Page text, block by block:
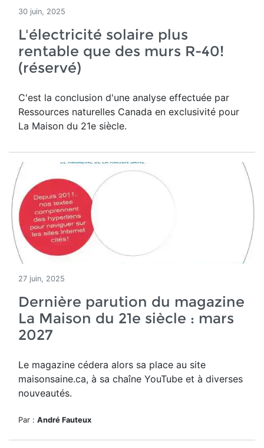
30 juin, 2025
L'électricité solaire plus
rentable que des murs R-40!
(réservé)
C'est la conclusion d'une analyse effectuée par
Ressources naturelles Canada en exclusivité pour
La Maison du 21e siècle.
27 juin, 2025
Dernière parution du magazine
La Maison du 21e siècle : mars
2027
Le magazine cédera alors sa place au site
maisonsaine.ca, à sa chaîne YouTube et à diverses
nouveautés.
Par : André Fauteux